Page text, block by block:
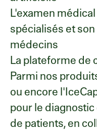
L'examen
spécialisés et
médecins
La plateforme de
Parmi nos
ou encore
pour le
de patients, en